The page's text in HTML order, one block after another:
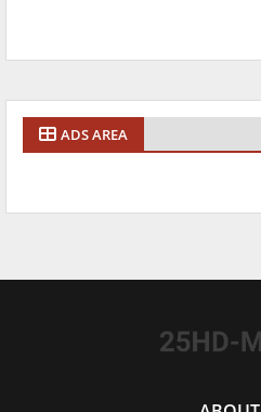
ADS AREA